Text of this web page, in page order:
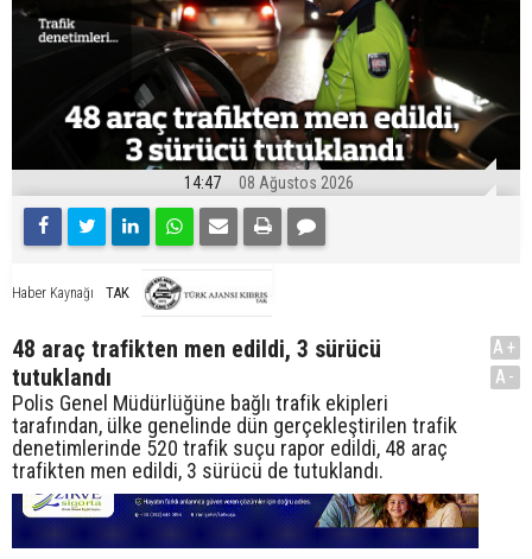
14:47 08 Ağustos 2026
Haber Kaynağı TAK
48 araç trafikten men edildi, 3 sürücü
tutuklandı
Polis Genel Müdürlüğüne bağlı trafik ekipleri
tarafından, ülke genelinde dün gerçekleştirilen trafik
denetimlerinde 520 trafik suçu rapor edildi, 48 araç
trafikten men edildi, 3 sürücü de tutuklandı.
A+
A-